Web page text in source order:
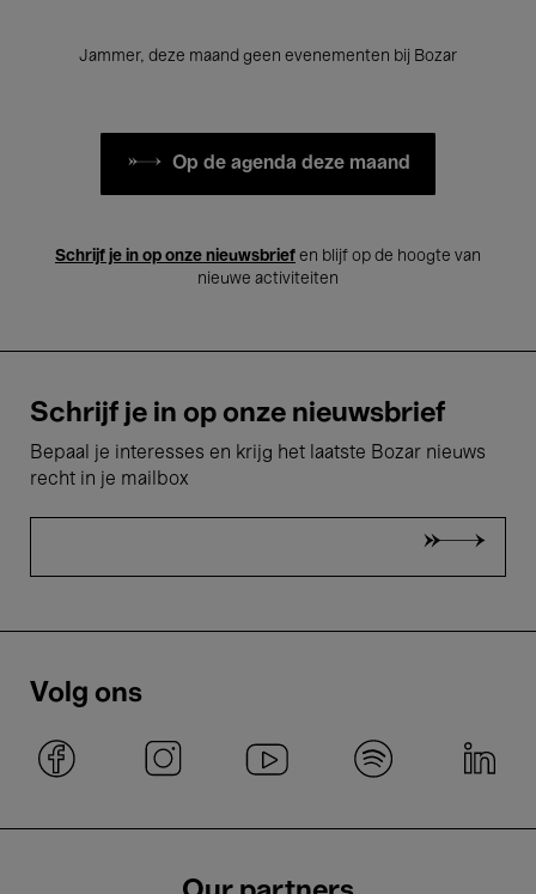
Jammer, deze maand geen evenementen bij Bozar
Op de agenda deze maand
Schrijf je in op onze nieuwsbrief en blijf op de hoogte van
nieuwe activiteiten
Schrijf je in op onze nieuwsbrief
Bepaal je interesses en krijg het laatste Bozar nieuws
recht in je mailbox
Volg ons